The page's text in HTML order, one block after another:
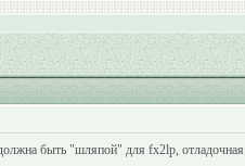
быть "шляпой" для fx2lp, отладочная